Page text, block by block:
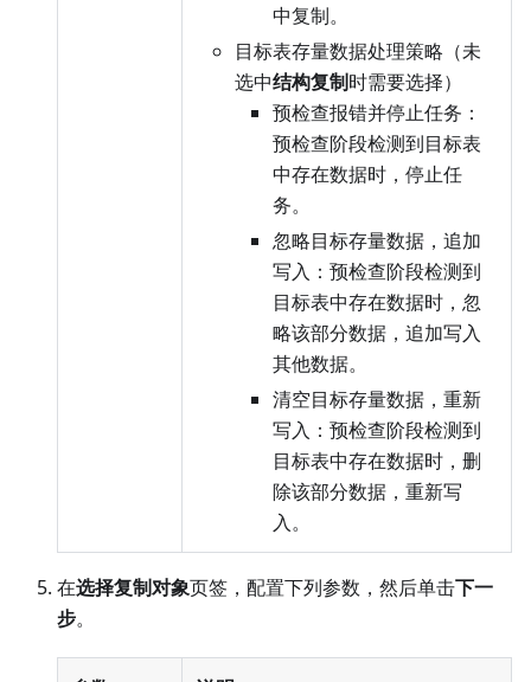
中复制。
目标表存量数据处理策略（未
选中结构复制时需要选择）
预检查报错并停止任务：
预检查阶段检测到目标表
中存在数据时，停止任
务。
忽略目标存量数据，追加
写入：预检查阶段检测到
目标表中存在数据时，忽
略该部分数据，追加写入
其他数据。
清空目标存量数据，重新
写入：预检查阶段检测到
目标表中存在数据时，删
除该部分数据，重新写
入。
在选择复制对象页签，配置下列参数，然后单击下一
步。